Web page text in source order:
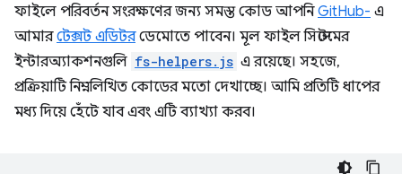
ফাইলে পরিবর্তন সংরক্ষণের জন্য সমস্ত কোড আপনিGitHub- এ
আমারটেক্সট এডিটরডেমোতে পাবেন। মূল ফাইল সিস্টেমের
ইন্টারঅ্যাকশনগুলি fs-helpers.js এ রয়েছে। সহজে,
প্রক্রিয়াটি নিম্নলিখিত কোডের মতো দেখাচ্ছে। আমি প্রতিটি ধাপের
মধ্য দিয়ে হেঁটে যাব এবং এটি ব্যাখ্যা করব।